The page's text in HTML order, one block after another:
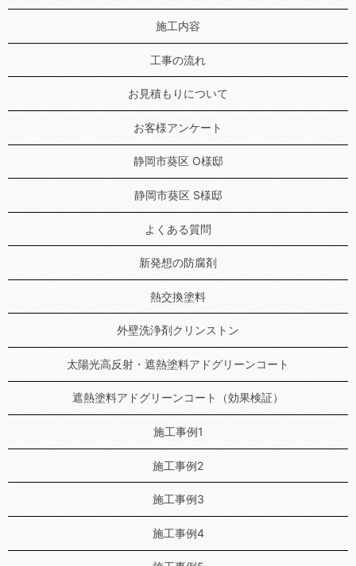
施工内容
工事の流れ
お見積もりについて
お客様アンケート
静岡市葵区 O様邸
静岡市葵区 S様邸
よくある質問
新発想の防腐剤
熱交換塗料
外壁洗浄剤クリンストン
太陽光高反射・遮熱塗料アドグリーンコート
遮熱塗料アドグリーンコート（効果検証）
施工事例1
施工事例2
施工事例3
施工事例4